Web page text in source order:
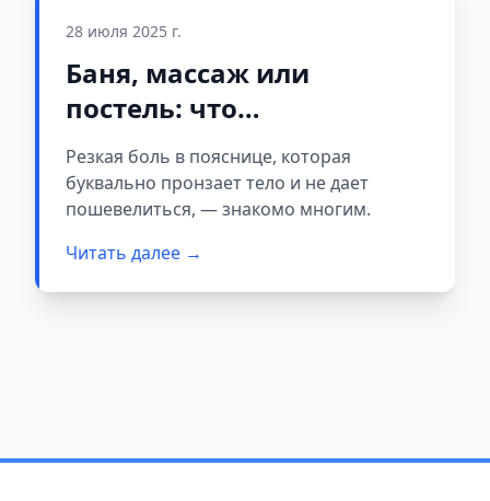
28 июля 2025 г.
Баня, массаж или
постель: что
категорически нельзя
делать при простреле в
спине, рассказал
невролог
Резкая боль в пояснице, которая
буквально пронзает тело и не дает
пошевелиться, — знакомо многим.
Читать далее →